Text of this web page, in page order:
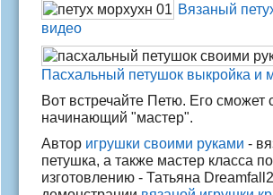
Вязаный
видео
Пасхальный петушок выкройка и
Вот встречайте Петю. Его сможет
начинающий "мастер".
Автор игрушки своими руками -
петушка, а также мастер класса
изготовлению - Татьяна